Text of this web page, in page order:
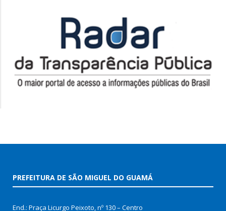
PREFEITURA DE SÃO MIGUEL DO GUAMÁ
End.: Praça Licurgo Peixoto, nº 130 – Centro